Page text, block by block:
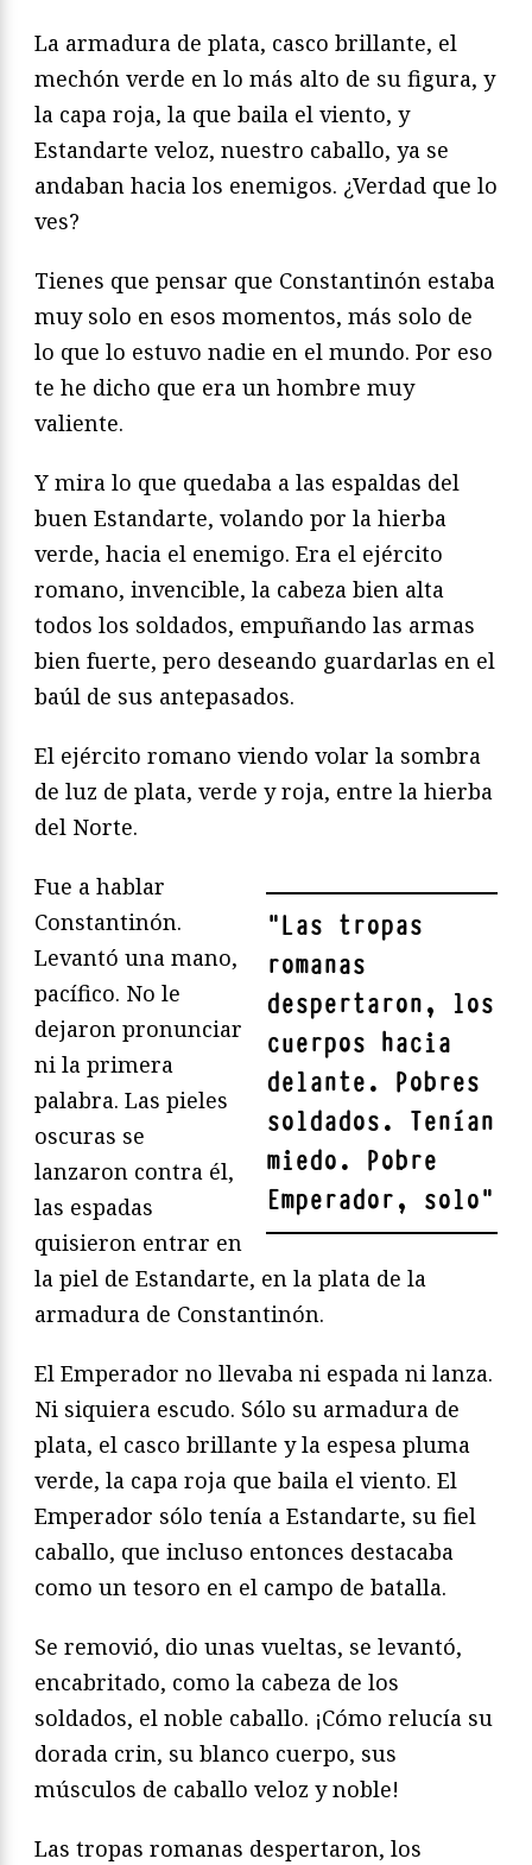
La armadura de plata, casco brillante, el
mechón verde en lo más alto de su figura, y
la capa roja, la que baila el viento, y
Estandarte veloz, nuestro caballo, ya se
andaban hacia los enemigos. ¿Verdad que lo
ves?
Tienes que pensar que Constantinón estaba
muy solo en esos momentos, más solo de
lo que lo estuvo nadie en el mundo. Por eso
te he dicho que era un hombre muy
valiente.
Y mira lo que quedaba a las espaldas del
buen Estandarte, volando por la hierba
verde, hacia el enemigo. Era el ejército
romano, invencible, la cabeza bien alta
todos los soldados, empuñando las armas
bien fuerte, pero deseando guardarlas en el
baúl de sus antepasados.
El ejército romano viendo volar la sombra
de luz de plata, verde y roja, entre la hierba
del Norte.
"Las tropas
romanas
despertaron, los
cuerpos hacia
delante. Pobres
soldados. Tenían
miedo. Pobre
Emperador, solo"
Fue a hablar
Constantinón.
Levantó una mano,
pacífico. No le
dejaron pronunciar
ni la primera
palabra. Las pieles
oscuras se
lanzaron contra él,
las espadas
quisieron entrar en
la piel de Estandarte, en la plata de la
armadura de Constantinón.
El Emperador no llevaba ni espada ni lanza.
Ni siquiera escudo. Sólo su armadura de
plata, el casco brillante y la espesa pluma
verde, la capa roja que baila el viento. El
Emperador sólo tenía a Estandarte, su fiel
caballo, que incluso entonces destacaba
como un tesoro en el campo de batalla.
Se removió, dio unas vueltas, se levantó,
encabritado, como la cabeza de los
soldados, el noble caballo. ¡Cómo relucía su
dorada crin, su blanco cuerpo, sus
músculos de caballo veloz y noble!
Las tropas romanas despertaron, los